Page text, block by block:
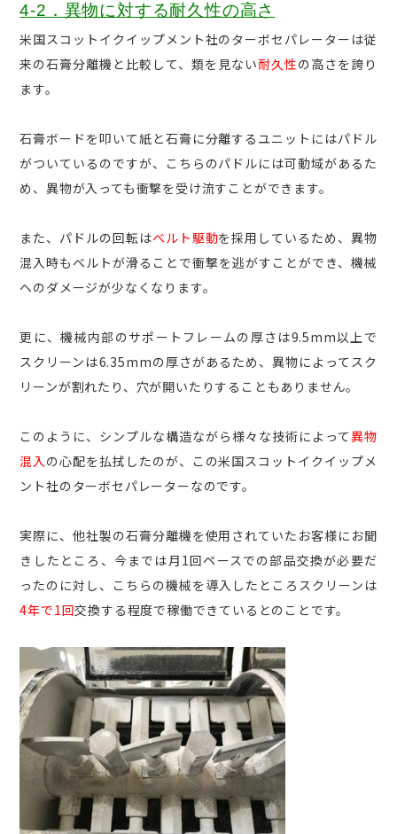
4-2．異物に対する耐久性の高さ
米国スコットイクイップメント社のターボセパレーターは従
来の石膏分離機と比較して、類を見ない耐久性の高さを誇り
ます。
石膏ボードを叩いて紙と石膏に分離するユニットにはパドル
がついているのですが、こちらのパドルには可動域があるた
め、異物が入っても衝撃を受け流すことができます。
また、パドルの回転はベルト駆動を採用しているため、異物
混入時もベルトが滑ることで衝撃を逃がすことができ、機械
へのダメージが少なくなります。
更に、機械内部のサポートフレームの厚さは9.5mm以上で
スクリーンは6.35mmの厚さがあるため、異物によってスク
リーンが割れたり、穴が開いたりすることもありません。
このように、シンプルな構造ながら様々な技術によって異物
混入の心配を払拭したのが、この米国スコットイクイップメ
ント社のターボセパレーターなのです。
実際に、他社製の石膏分離機を使用されていたお客様にお聞
きしたところ、今までは月1回ペースでの部品交換が必要だ
ったのに対し、こちらの機械を導入したところスクリーンは
4年で1回交換する程度で稼働できているとのことです。